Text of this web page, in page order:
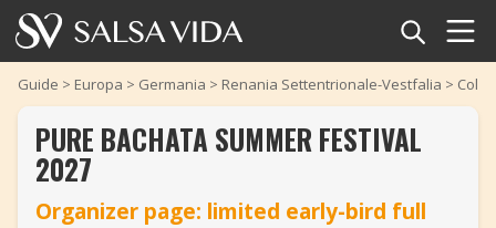
Home
Eventi
Guide > Europa > Germania > Renania Settentrionale-Vestfalia >
PURE BACHATA SUMMER FESTIVAL
2027
Organizer page: limited early-bird full